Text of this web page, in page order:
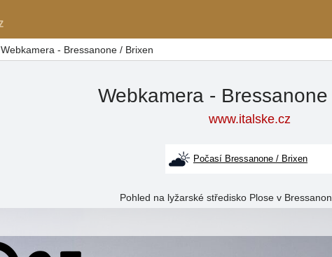
Webkamera - Bressanone / Brixen
Webkamera -
www.italske.cz
Počasí Bressanone / Brixen
Pohled na lyžarské středisko Plose v